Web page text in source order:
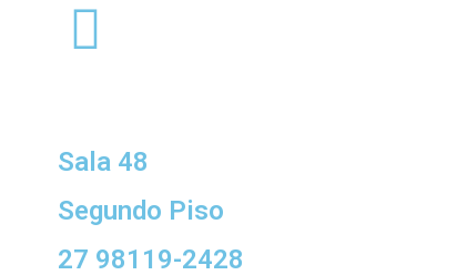
Sala 48
Segundo Piso
27 98119-2428